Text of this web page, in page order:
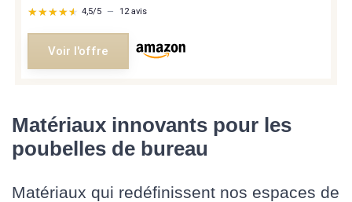
★★★★★
★★★★★ 4,5/5 — 12 avis
Voir l'offre
Matériaux innovants pour les
poubelles de bureau
Matériaux qui redéfinissent nos espaces de